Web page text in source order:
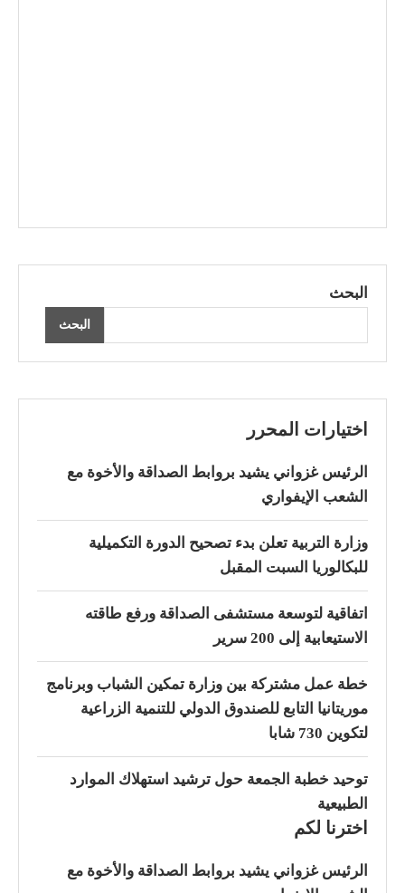
البحث
البحث
اختيارات المحرر
الرئيس غزواني يشيد بروابط الصداقة والأخوة مع
الشعب الإيفواري
وزارة التربية تعلن بدء تصحيح الدورة التكميلية
للبكالوريا السبت المقبل
اتفاقية لتوسعة مستشفى الصداقة ورفع طاقته
الاستيعابية إلى 200 سرير
خطة عمل مشتركة بين وزارة تمكين الشباب وبرنامج
موريتانيا التابع للصندوق الدولي للتنمية الزراعية
لتكوين 730 شابا
توحيد خطبة الجمعة حول ترشيد استهلاك الموارد
الطبيعية
اخترنا لكم
الرئيس غزواني يشيد بروابط الصداقة والأخوة مع